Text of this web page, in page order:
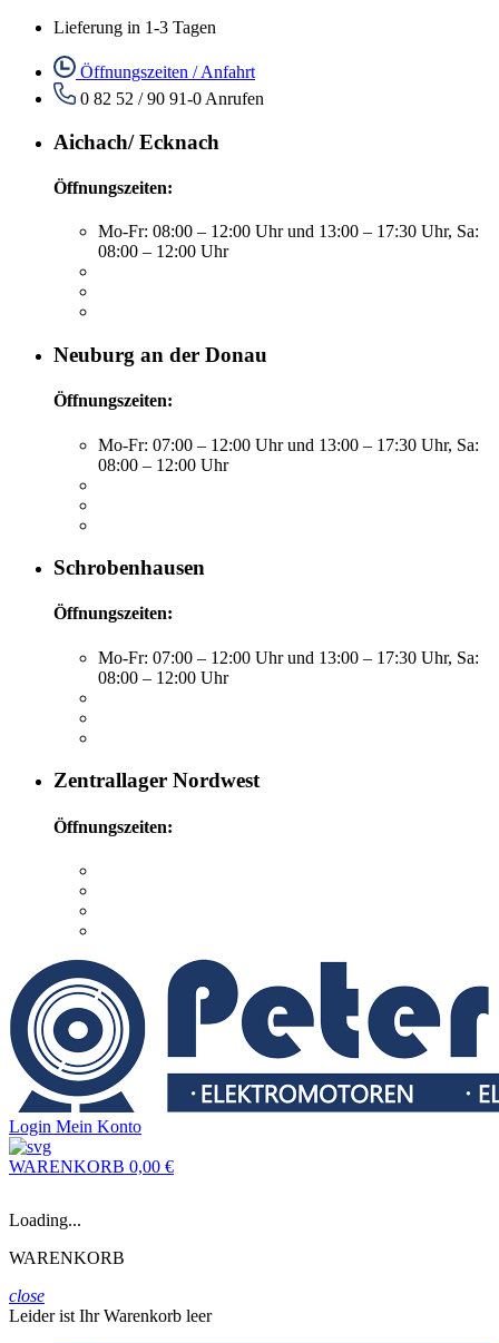
Lieferung in 1-3 Tagen
Öffnungszeiten / Anfahrt
0 82 52 / 90 91-0 Anrufen
Aichach/ Ecknach
Öffnungszeiten:
Mo-Fr: 08:00 – 12:00 Uhr und 13:00 – 17:30 Uhr, Sa:
08:00 – 12:00 Uhr
Neuburg an der Donau
Öffnungszeiten:
Mo-Fr: 07:00 – 12:00 Uhr und 13:00 – 17:30 Uhr, Sa:
08:00 – 12:00 Uhr
Schrobenhausen
Öffnungszeiten:
Mo-Fr: 07:00 – 12:00 Uhr und 13:00 – 17:30 Uhr, Sa:
08:00 – 12:00 Uhr
Zentrallager Nordwest
Öffnungszeiten:
Login Mein Konto
WARENKORB 0,00 €
Loading...
WARENKORB
close
Leider ist Ihr Warenkorb leer